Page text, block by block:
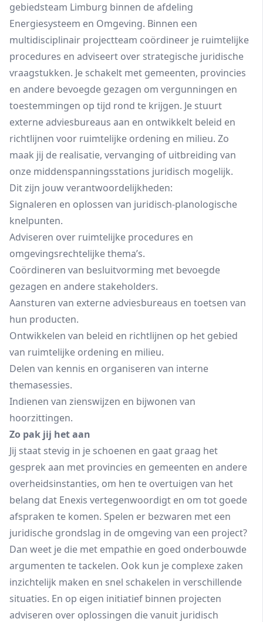
gebiedsteam Limburg binnen de afdeling
Energiesysteem en Omgeving. Binnen een
multidisciplinair projectteam coördineer je ruimtelijke
procedures en adviseert over strategische juridische
vraagstukken. Je schakelt met gemeenten, provincies
en andere bevoegde gezagen om vergunningen en
toestemmingen op tijd rond te krijgen. Je stuurt
externe adviesbureaus aan en ontwikkelt beleid en
richtlijnen voor ruimtelijke ordening en milieu. Zo
maak jij de realisatie, vervanging of uitbreiding van
onze middenspanningsstations juridisch mogelijk.
Dit zijn jouw verantwoordelijkheden:
Signaleren en oplossen van juridisch-planologische
knelpunten.
Adviseren over ruimtelijke procedures en
omgevingsrechtelijke thema’s.
Coördineren van besluitvorming met bevoegde
gezagen en andere stakeholders.
Aansturen van externe adviesbureaus en toetsen van
hun producten.
Ontwikkelen van beleid en richtlijnen op het gebied
van ruimtelijke ordening en milieu.
Delen van kennis en organiseren van interne
themasessies.
Indienen van zienswijzen en bijwonen van
hoorzittingen.
Zo pak jij het aan
Jij staat stevig in je schoenen en gaat graag het
gesprek aan met provincies en gemeenten en andere
overheidsinstanties, om hen te overtuigen van het
belang dat Enexis vertegenwoordigt en om tot goede
afspraken te komen. Spelen er bezwaren met een
juridische grondslag in de omgeving van een project?
Dan weet je die met empathie en goed onderbouwde
argumenten te tackelen. Ook kun je complexe zaken
inzichtelijk maken en snel schakelen in verschillende
situaties. En op eigen initiatief binnen projecten
adviseren over oplossingen die vanuit juridisch